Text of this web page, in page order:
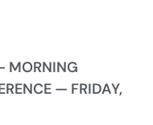
MORNING
— FRIDAY,